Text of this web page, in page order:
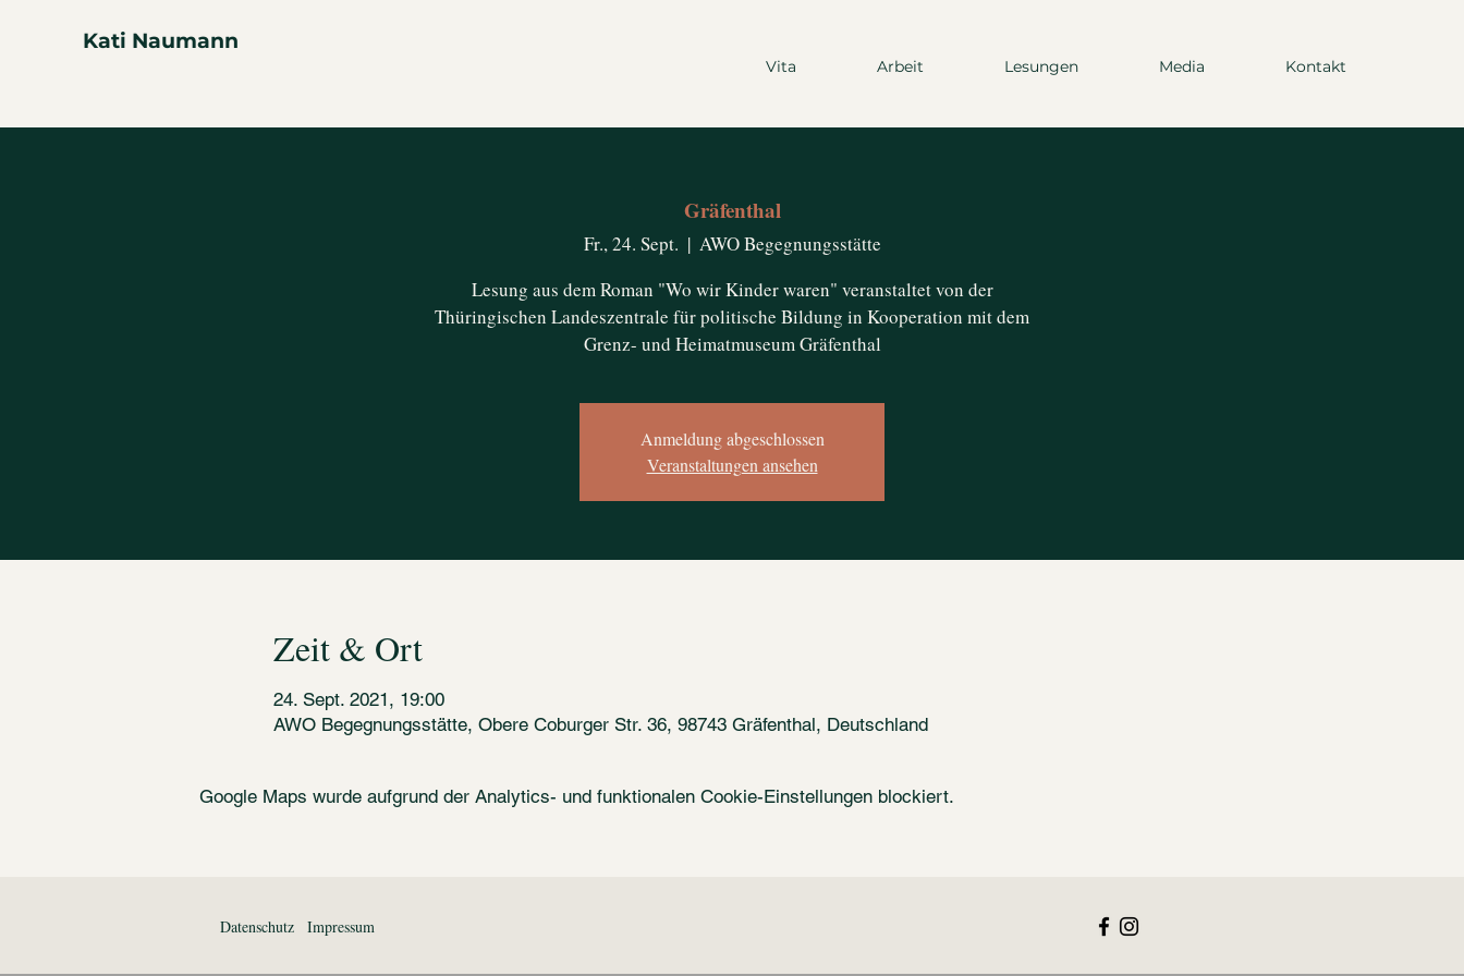
Kati Naumann
Vita Arbeit Lesungen Media Kontakt
Gräfenthal
Fr., 24. Sept.
  |
AWO Begegnungsstätte
Lesung aus dem Roman "Wo wir Kinder waren" veranstaltet von der
Thüringischen Landeszentrale für politische Bildung in Kooperation mit dem
Grenz- und Heimatmuseum Gräfenthal
Anmeldung abgeschlossen
Veranstaltungen ansehen
Zeit & Ort
24. Sept. 2021, 19:00
AWO Begegnungsstätte, Obere Coburger Str. 36, 98743 Gräfenthal, Deutschland
Google Maps wurde aufgrund der Analytics- und funktionalen Cookie-Einstellungen blockiert.
Datenschutz Impressum